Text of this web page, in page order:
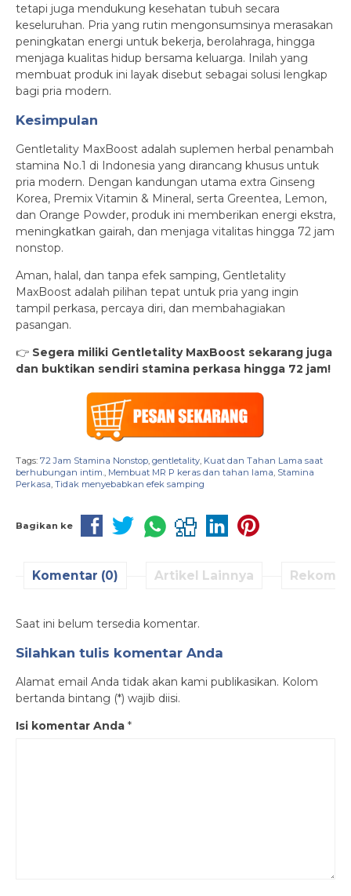
tetapi juga mendukung kesehatan tubuh secara
keseluruhan. Pria yang rutin mengonsumsinya merasakan
peningkatan energi untuk bekerja, berolahraga, hingga
menjaga kualitas hidup bersama keluarga. Inilah yang
membuat produk ini layak disebut sebagai solusi lengkap
bagi pria modern.
Kesimpulan
Gentletality MaxBoost adalah suplemen herbal penambah
stamina No.1 di Indonesia yang dirancang khusus untuk
pria modern. Dengan kandungan utama extra Ginseng
Korea, Premix Vitamin & Mineral, serta Greentea, Lemon,
dan Orange Powder, produk ini memberikan energi ekstra,
meningkatkan gairah, dan menjaga vitalitas hingga 72 jam
nonstop.
Aman, halal, dan tanpa efek samping, Gentletality
MaxBoost adalah pilihan tepat untuk pria yang ingin
tampil perkasa, percaya diri, dan membahagiakan
pasangan.
👉 Segera miliki Gentletality MaxBoost sekarang juga
dan buktikan sendiri stamina perkasa hingga 72 jam!
Tags: 72 Jam Stamina Nonstop, gentletality, Kuat dan Tahan Lama saat
berhubungan intim., Membuat MR P keras dan tahan lama, Stamina
Perkasa, Tidak menyebabkan efek samping
Bagikan ke
Komentar (0) Artikel Lainnya
Saat ini belum tersedia komentar.
Silahkan tulis komentar Anda
Alamat email Anda tidak akan kami publikasikan. Kolom
bertanda bintang (*) wajib diisi.
Isi komentar Anda *